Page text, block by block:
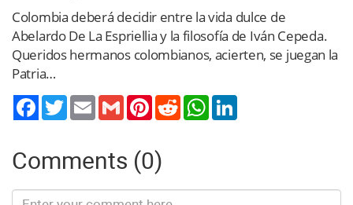
Colombia deberá decidir entre la vida dulce de
Abelardo De La Espriellia y la filosofía de Iván Cepeda.
Queridos hermanos colombianos, acierten, se juegan la
Patria…
TwitterEmail Gmail PinterestReddit WhatsApp
Comments (0)